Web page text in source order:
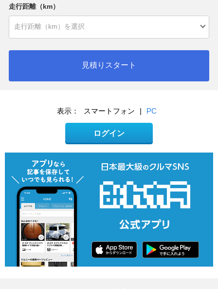
走行距離（km）
見積りスタート
表示： スマートフォン | PC
ログイン